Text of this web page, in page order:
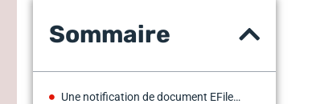
Sommaire
Une notification de document EFile…